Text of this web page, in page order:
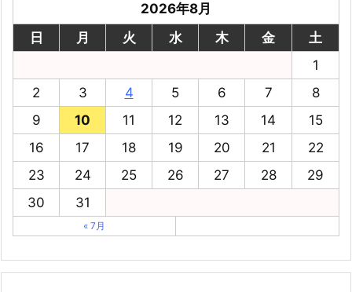
2026年8月
日
月 火 水 木 金
土
1
2
3 4 5 6 7
8
9
10 11 12 13 14
15
16
17 18 19 20 21
22
23
24 25 26 27 28
29
30
31
« 7月